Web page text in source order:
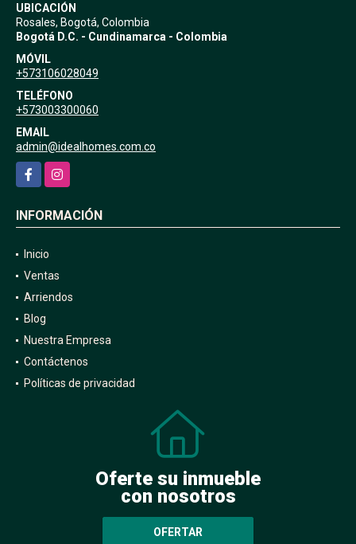
UBICACIÓN
Rosales, Bogotá, Colombia
Bogotá D.C. - Cundinamarca - Colombia
MÓVIL
+573106028049
TELÉFONO
+573003300060
EMAIL
admin@idealhomes.com.co
FacebookInstagram
INFORMACIÓN
Inicio
Ventas
Arriendos
Blog
Nuestra Empresa
Contáctenos
Políticas de privacidad
Oferte su inmueble
con nosotros
OFERTAR